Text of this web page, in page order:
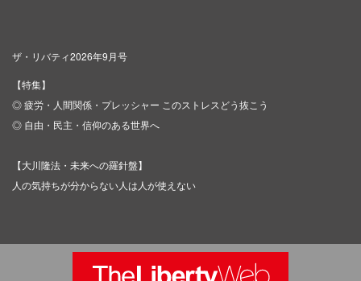
ザ・リバティ2026年9月号
【特集】
◎ 疲労・人間関係・プレッシャー このストレスどう抜こう
◎ 自由・民主・信仰のある世界へ
【大川隆法・未来への羅針盤】
人の気持ちが分からない人は人が使えない